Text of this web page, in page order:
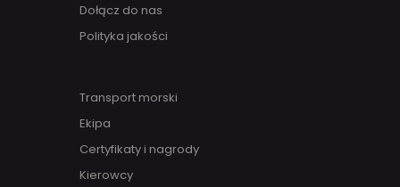
Dołącz do nas
Polityka jakości
Transport morski
Ekipa
Certyfikaty i nagrody
Kierowcy